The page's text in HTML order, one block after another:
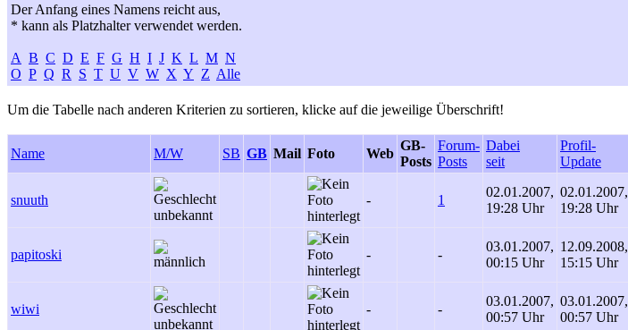
Der Anfang eines Namens reicht aus,
* kann als Platzhalter verwendet werden.
A B C D E F G H I J K L M N
O P Q R S T U V W X Y Z Alle
Um die Tabelle nach anderen Kriterien zu sortieren, klicke auf die jeweilige Überschrift!
Name M/W SB GB Mail Foto Web
GB-
Posts
Forum-
Posts
Dabei
seit
Profil-
Update
snuuth - 1
02.01.2007,
19:28 Uhr
02.01.2007,
19:28 Uhr
papitoski - -
03.01.2007,
00:15 Uhr
12.09.2008,
15:15 Uhr
wiwi - -
03.01.2007,
00:57 Uhr
03.01.2007,
00:57 Uhr